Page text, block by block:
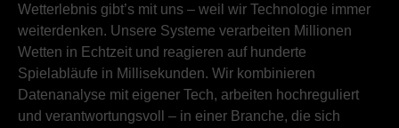
Wetterlebnis gibt’s mit uns – weil wir Technologie immer
weiterdenken. Unsere Systeme verarbeiten Millionen
Wetten in Echtzeit und reagieren auf hunderte
Spielabläufe in Millisekunden. Wir kombinieren
Datenanalyse mit eigener Tech, arbeiten hochreguliert
und verantwortungsvoll – in einer Branche, die sich